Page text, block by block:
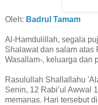
Oleh: Badrul Tamam
Al-Hamdulillah, segala
Shalawat dan salam
Wasallam-, keluarga dan
Rasulullah Shallallahu
Senin, 12 Rabi’ul Awwal
memanas. Hari tersebut